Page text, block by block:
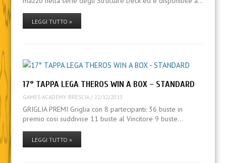
LEGGI TUTTO »
17° TAPPA LEGA THEROS WIN A BOX – STANDARD
GAMES ACADEMY BRESCIA/ 22/12/2013
GRIGLIA PREMI Griglia con 8 partecipanti: 36 buste in
premio cosi suddivise 11 buste al Vincitore 9 buste…
LEGGI TUTTO »